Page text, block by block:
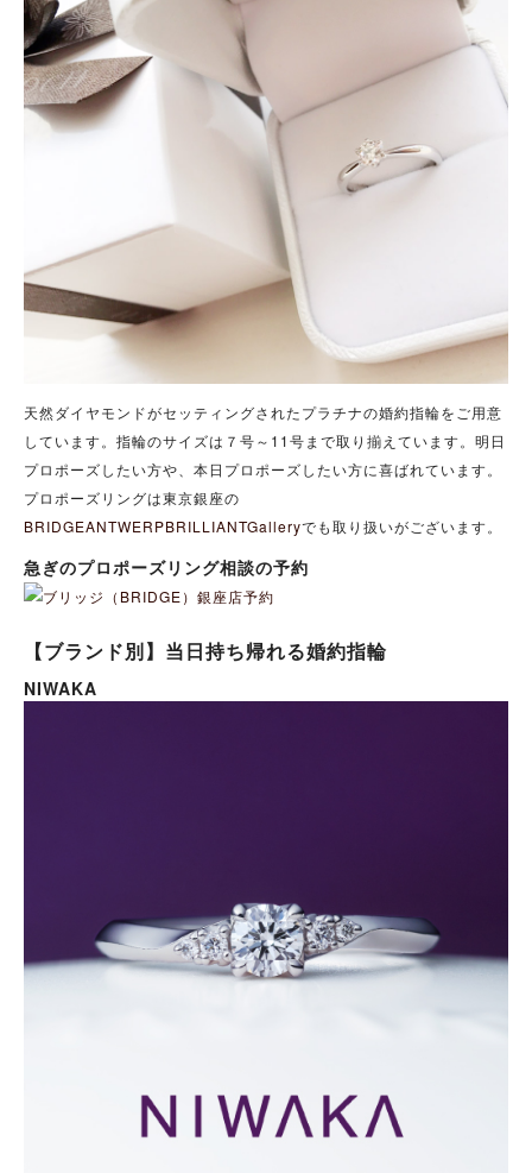
天然ダイヤモンドがセッティングされたプラチナの婚約指輪をご用意
しています。指輪のサイズは７号～11号まで取り揃えています。明日
プロポーズしたい方や、本日プロポーズしたい方に喜ばれています。
プロポーズリングは東京銀座の
BRIDGEANTWERPBRILLIANTGalleryでも取り扱いがございます。
急ぎのプロポーズリング相談の予約
【ブランド別】当日持ち帰れる婚約指輪
NIWAKA